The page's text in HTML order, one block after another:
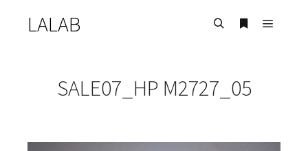
LALAB
SALE07_HP M2727_05